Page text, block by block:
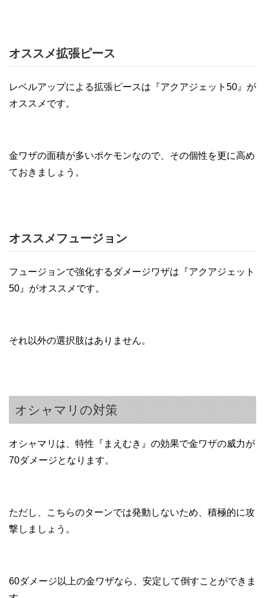
オススメ拡張ピース
レベルアップによる拡張ピースは『アクアジェット50』が
オススメです。
金ワザの面積が多いポケモンなので、その個性を更に高め
ておきましょう。
オススメフュージョン
フュージョンで強化するダメージワザは『アクアジェット
50』がオススメです。
それ以外の選択肢はありません。
オシャマリの対策
オシャマリは、特性『まえむき』の効果で金ワザの威力が
70ダメージとなります。
ただし、こちらのターンでは発動しないため、積極的に攻
撃しましょう。
60ダメージ以上の金ワザなら、安定して倒すことができま